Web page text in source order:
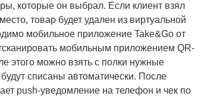
которые он выбрал. Если клиент взял
товар будет удален из виртуальной
мобильное приложение Take&Go от
мобильным приложением QR-
этого можно взять с полки нужные
списаны автоматически. После
push-уведомление на телефон и чек по